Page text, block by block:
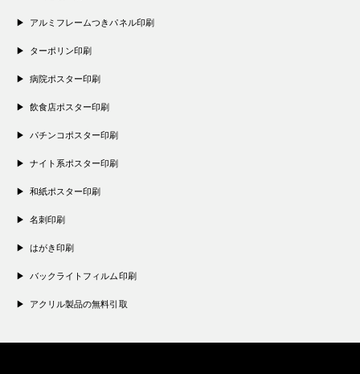
アルミフレームつきパネル印刷
ターポリン印刷
病院ポスター印刷
飲食店ポスター印刷
パチンコポスター印刷
ナイト系ポスター印刷
和紙ポスター印刷
名刺印刷
はがき印刷
バックライトフィルム印刷
アクリル製品の無料引取